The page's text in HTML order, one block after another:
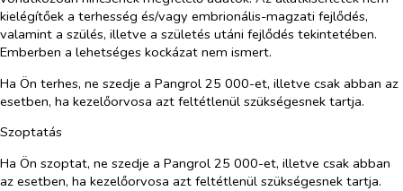
kielégítőek a terhesség és/vagy embrionális-magzati fejlődés,
valamint a szülés, illetve a születés utáni fejlődés tekintetében.
Emberben a lehetséges kockázat nem ismert.
Ha Ön terhes, ne szedje a Pangrol 25 000-et, illetve csak abban az
esetben, ha kezelőorvosa azt feltétlenül szükségesnek tartja.
Szoptatás
Ha Ön szoptat, ne szedje a Pangrol 25 000-et, illetve csak abban
az esetben, ha kezelőorvosa azt feltétlenül szükségesnek tartja.